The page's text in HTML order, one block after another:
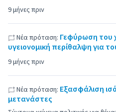
9 μήνες πριν
9 μήνες πριν
Νέα πρόταση: Γεφύρωση του
υγειονομική περίθαλψη για
Νέα πρόταση: Εξασφάλιση
μετανάστες